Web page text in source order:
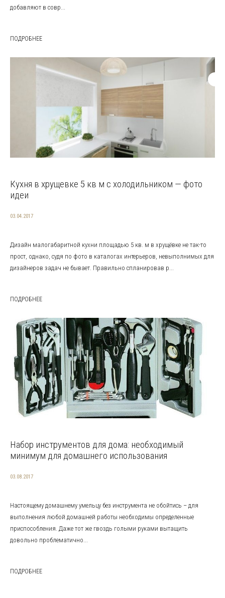
добавляют в совр...
ПОДРОБНЕЕ
Кухня в хрущевке 5 кв м с холодильником — фото
идеи
03.04.2017
Дизайн малогабаритной кухни площадью 5 кв. м в хрущёвке не так-то
прост, однако, судя по фото в каталогах интерьеров, невыполнимых для
дизайнеров задач не бывает. Правильно спланировав р...
ПОДРОБНЕЕ
Набор инструментов для дома: необходимый
минимум для домашнего использования
03.08.2017
Настоящему домашнему умельцу без инструмента не обойтись – для
выполнения любой домашней работы необходимы определенные
приспособления. Даже тот же гвоздь голыми руками вытащить
довольно проблематично...
ПОДРОБНЕЕ